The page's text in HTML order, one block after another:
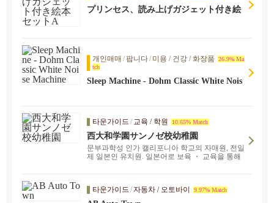
プリンセス、読み上げガジェット付き絵
개인매매 /팝니다/ 미용 / 건강 / 화장품
26.9% Ma
tch
Sleep Machine - Dohm Classic White Nois
타운가이드 / 교육 / 학원 10.65% Match
西大和学園サンノゼ校幼稚園
문부과학성 인가 캘리포니아 학교의 자매원, 전일
제 일본인 유치원. 일본어로 보육 ・ 교육을 통해
타운가이드 /자동차 / 오토바이 9.97% Match